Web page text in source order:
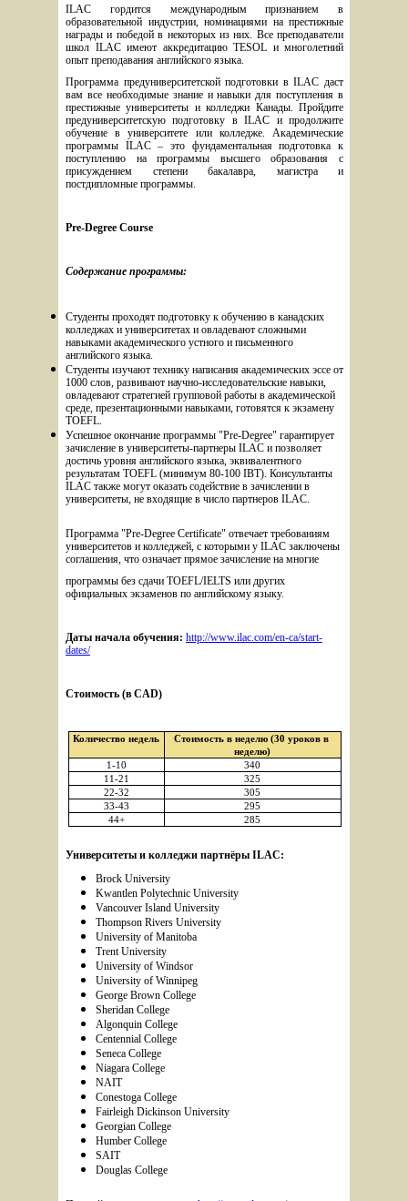
ILAC гордится международным признанием в
образовательной индустрии, номинациями на престижные
награды и победой в некоторых из них. Все преподаватели
школ ILAC имеют аккредитацию TESOL и многолетний
опыт преподавания английского языка.
Программа предуниверситетской подготовки в ILAC даст
вам все необходимые знание и навыки для поступления в
престижные университеты и колледжи Канады. Пройдите
предуниверситетскую подготовку в ILAC и продолжите
обучение в университете или колледже. Академические
программы ILAC – это фундаментальная подготовка к
поступлению на программы высшего образования с
присуждением степени бакалавра, магистра и
постдипломные программы.
Pre-Degree Course
Содержание программы:
Студенты проходят подготовку к обучению в канадских
колледжах и университетах и овладевают сложными
навыками академического устного и письменного
английского языка.
Студенты изучают технику написания академических эссе от
1000 слов, развивают научно-исследовательские навыки,
овладевают стратегией групповой работы в академической
среде, презентационными навыками, готовятся к экзамену
TOEFL.
Успешное окончание программы "Pre-Degree" гарантирует
зачисление в университеты-партнеры ILAC и позволяет
достичь уровня английского языка, эквивалентного
результатам TOEFL (минимум 80-100 ІВТ). Консультанты
ILAC также могут оказать содействие в зачислении в
университеты, не входящие в число партнеров ILAC.
Программа "Pre-Degree Certificate" отвечает требованиям
университетов и колледжей, с которыми у ILAC заключены
соглашения, что означает прямое зачисление на многие
программы без сдачи TOEFL/IELTS или других
официальных экзаменов по английскому языку.
Даты начала обучения: http://www.ilac.com/en-ca/start-
dates/
Стоимость (в CAD)
Количество недель
Стоимость в неделю (30 уроков в
неделю)
1-10
340
11-21
325
22-32
305
33-43
295
44+
285
Университеты и колледжи партнёры ILAC:
Brock University
Kwantlen Polytechnic University
Vancouver Island University
Thompson Rivers University
University of Manitoba
Trent University
University of Windsor
University of Winnipeg
George Brown College
Sheridan College
Algonquin College
Centennial College
Seneca College
Niagara College
NAIT
Conestoga College
Fairleigh Dickinson University
Georgian College
Humber College
SAIT
Douglas College